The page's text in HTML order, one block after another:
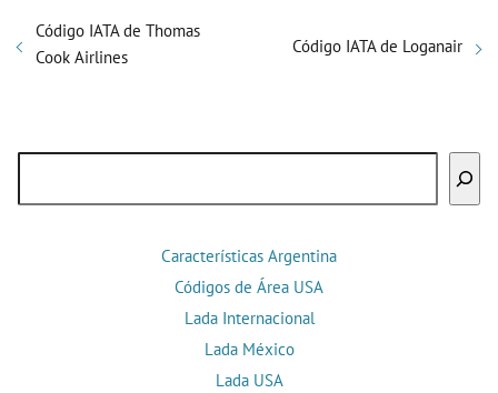
Código IATA de Thomas
Cook Airlines
Código IATA de Loganair
Características Argentina
Códigos de Área USA
Lada Internacional
Lada México
Lada USA